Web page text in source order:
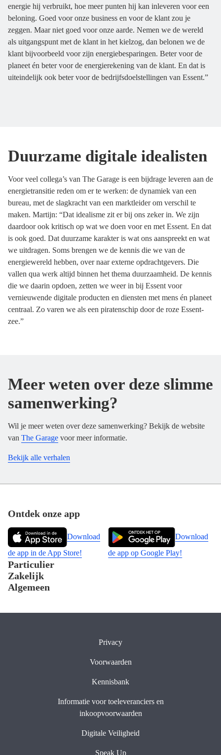
energie hij verbruikt, hoe meer punten hij kan inleveren voor een
beloning. Goed voor onze business en voor de klant zou je
zeggen. Maar niet goed voor onze aarde. Nemen we de wereld
als uitgangspunt met de klant in het kielzog, dan belonen we de
klant bijvoorbeeld voor zijn energiebesparingen. Beter voor de
planeet én beter voor de energierekening van de klant. En dat is
uiteindelijk ook beter voor de bedrijfsdoelstellingen van Essent.”
Duurzame digitale idealisten
Voor veel collega’s van The Garage is een bijdrage leveren aan de
energietransitie reden om er te werken: de dynamiek van een
bureau, met de slagkracht van een marktleider om verschil te
maken. Martijn: “Dat idealisme zit er bij ons zeker in. We zijn
daardoor ook kritisch op wat we doen voor en met Essent. En dat
is ook goed. Dat duurzame karakter is wat ons aanspreekt en wat
we uitdragen. Soms brengen we de kennis die we van de
energiewereld hebben, over naar externe opdrachtgevers. Die
vallen qua werk altijd binnen het thema duurzaamheid. De kennis
die we daarin opdoen, zetten we weer in bij Essent voor
vernieuwende digitale producten en diensten met mens én planeet
centraal. Zo varen we als een piratenschip door de roze Essent-
zee.”
Meer weten over deze slimme
samenwerking?
Wil je meer weten over deze samenwerking? Bekijk de website
van The Garage voor meer informatie.
Bekijk alle verhalen
Footer
Ontdek onze app
Download
de app in de App Store!
Download
de app op Google Play!
Particulier
Zakelijk
Algemeen
Privacy
Voorwaarden
Kennisbank
Informatie voor toeleveranciers en
inkoopvoorwaarden
Digitale Veiligheid
Speak Up